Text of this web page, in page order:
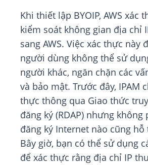
Khi thiết lập BYOIP, AWS xác
kiểm soát không gian địa chỉ
sang AWS. Việc xác thực này
người dùng không thể sử
người khác, ngăn chặn các
và bảo mật. Trước đây, IPAM
thực thông qua Giao thức
đăng ký (RDAP) nhưng không
đăng ký Internet nào cũng
Bây giờ, bạn có thể sử dụng
để xác thực rằng địa chỉ IP